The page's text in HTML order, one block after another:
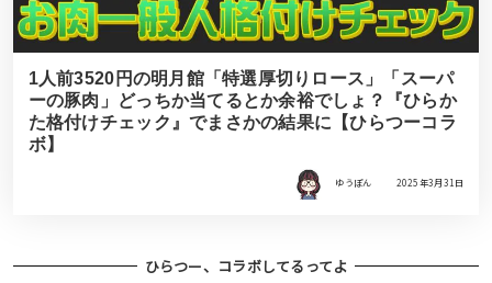
1人前3520円の明月館「特選厚切りロース」「スーパ
ーの豚肉」どっちか当てるとか余裕でしょ？『ひらか
た格付けチェック』でまさかの結果に【ひらつーコラ
ボ】
ゆうぽん 2025年3月31日
ひらつー、コラボしてるってよ